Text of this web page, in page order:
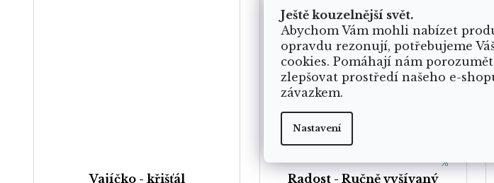
Ještě kouzelnější svět.
Abychom Vám mohli nabízet
opravdu rezonují, potřebujeme
cookies. Pomáhají nám
zlepšovat prostředí našeho e-
závazkem.
Nastavení
Vajíčko - křišťál
%
Radost - Ručně vyšívaný